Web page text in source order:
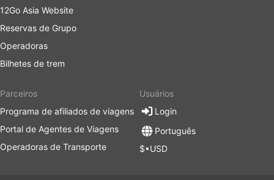
12Go Asia Website
Reservas de Grupo
Operadoras
Bilhetes de trem
Parceiros
Programa de afiliados de viagens
Portal de Agentes de Viagens
Operadoras de Transporte
Usuários
Login
Português
$•USD